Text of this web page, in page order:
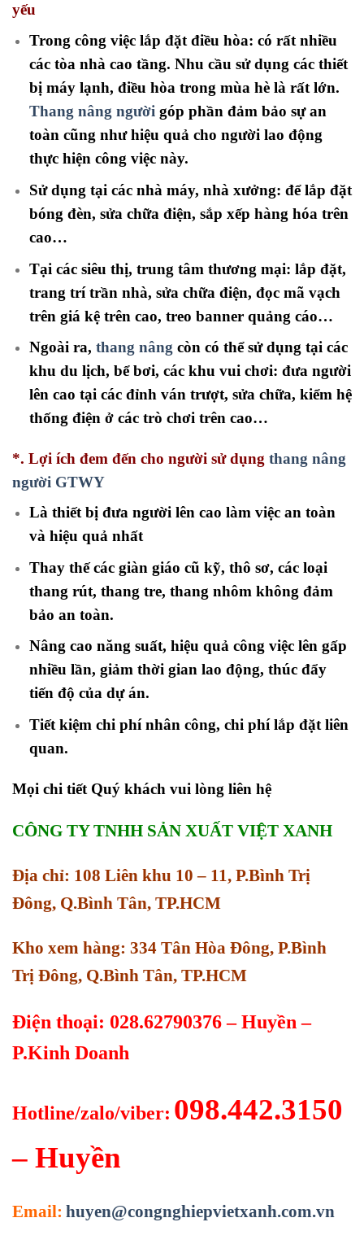
yếu
Trong công việc lắp đặt điều hòa: có rất nhiều
các tòa nhà cao tầng. Nhu cầu sử dụng các thiết
bị máy lạnh, điều hòa trong mùa hè là rất lớn.
Thang nâng người góp phần đảm bảo sự an
toàn cũng như hiệu quả cho người lao động
thực hiện công việc này.
Sử dụng tại các nhà máy, nhà xưởng: để lắp đặt
bóng đèn, sửa chữa điện, sắp xếp hàng hóa trên
cao…
Tại các siêu thị, trung tâm thương mại: lắp đặt,
trang trí trần nhà, sửa chữa điện, đọc mã vạch
trên giá kệ trên cao, treo banner quảng cáo…
Ngoài ra, thang nâng còn có thể sử dụng tại các
khu du lịch, bể bơi, các khu vui chơi: đưa người
lên cao tại các đỉnh ván trượt, sửa chữa, kiểm hệ
thống điện ở các trò chơi trên cao…
*. Lợi ích đem đến cho người sử dụng thang nâng
người GTWY
Là thiết bị đưa người lên cao làm việc an toàn
và hiệu quả nhất
Thay thế các giàn giáo cũ kỹ, thô sơ, các loại
thang rút, thang tre, thang nhôm không đảm
bảo an toàn.
Nâng cao năng suất, hiệu quả công việc lên gấp
nhiều lần, giảm thời gian lao động, thúc đẩy
tiến độ của dự án.
Tiết kiệm chi phí nhân công, chi phí lắp đặt liên
quan.
Mọi chi tiết Quý khách vui lòng liên hệ
CÔNG TY TNHH SẢN XUẤT VIỆT XANH
Địa chỉ: 108 Liên khu 10 – 11, P.Bình Trị
Đông, Q.Bình Tân, TP.HCM
Kho xem hàng: 334 Tân Hòa Đông, P.Bình
Trị Đông, Q.Bình Tân, TP.HCM
Điện thoại: 028.62790376 – Huyền –
P.Kinh Doanh
Hotline/zalo/viber: 098.442.3150
– Huyền
Email: huyen@congnghiepvietxanh.com.vn